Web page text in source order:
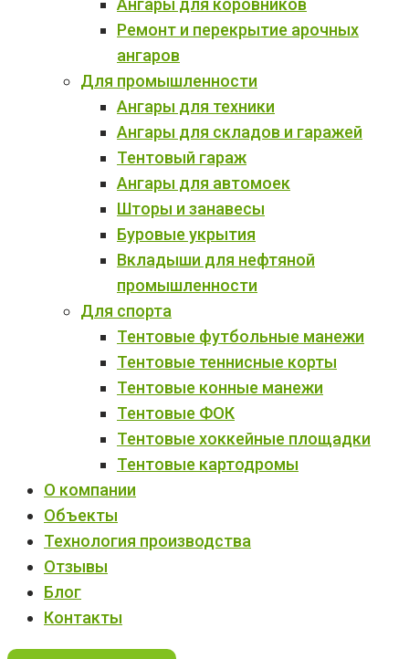
Ангары для коровников
Ремонт и перекрытие арочных
ангаров
Для промышленности
Ангары для техники
Ангары для складов и гаражей
Тентовый гараж
Ангары для автомоек
Шторы и занавесы
Буровые укрытия
Вкладыши для нефтяной
промышленности
Для спорта
Тентовые футбольные манежи
Тентовые теннисные корты
Тентовые конные манежи
Тентовые ФОК
Тентовые хоккейные площадки
Тентовые картодромы
О компании
Объекты
Технология производства
Отзывы
Блог
Контакты